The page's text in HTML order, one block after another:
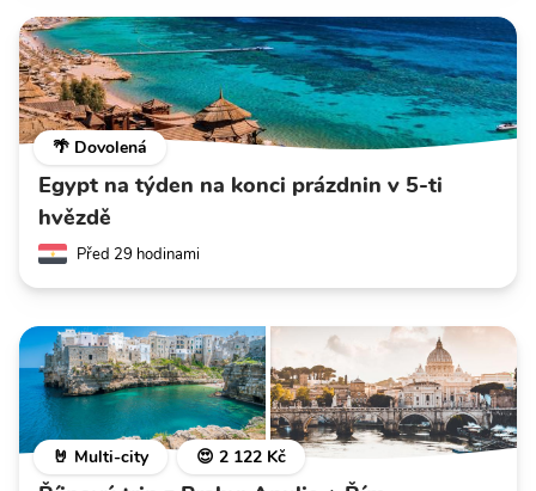
🌴 Dovolená
Egypt na týden na konci prázdnin v 5-ti
hvězdě
Před 29 hodinami
🤘 Multi-city 😍 2 122 Kč